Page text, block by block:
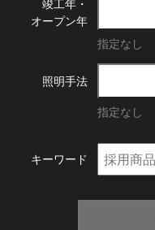
竣工年・
オープン年
指定なし
照明手法
指定なし
キーワード